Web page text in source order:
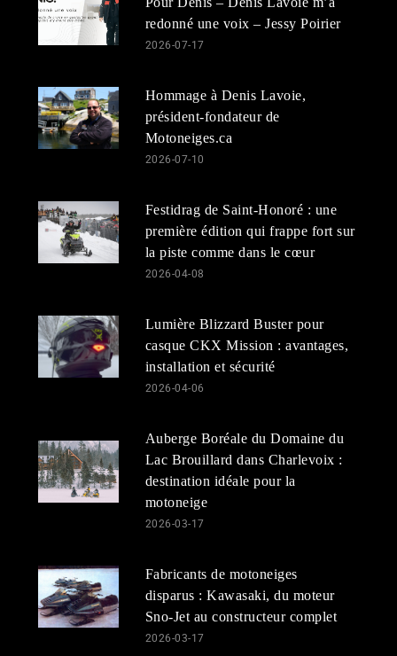
redonné une voix – Jessy Poirier
2026-07-17
Hommage à Denis Lavoie,
président-fondateur de
Motoneiges.ca
2026-07-10
Festidrag de Saint-Honoré : une
première édition qui frappe fort sur
la piste comme dans le cœur
2026-04-08
Lumière Blizzard Buster pour
casque CKX Mission : avantages,
installation et sécurité
2026-04-06
Auberge Boréale du Domaine du
Lac Brouillard dans Charlevoix :
destination idéale pour la
motoneige
2026-03-17
Fabricants de motoneiges
disparus : Kawasaki, du moteur
Sno-Jet au constructeur complet
2026-03-17